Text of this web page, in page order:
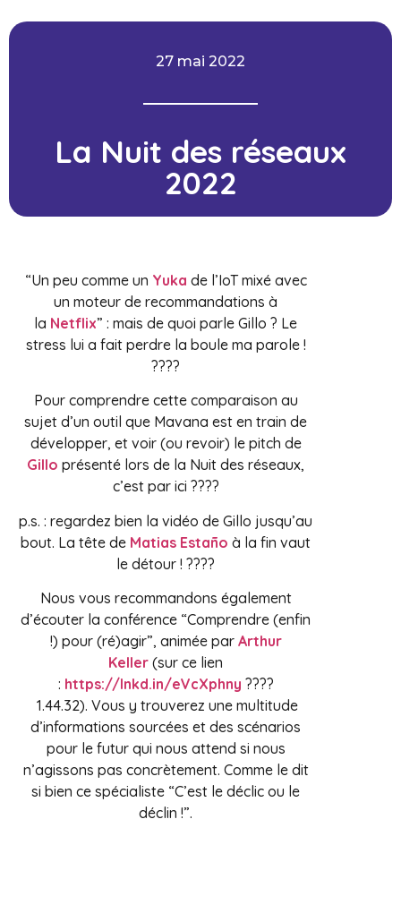
27 mai 2022
La Nuit des réseaux
2022
“Un peu comme un Yuka de l’IoT mixé avec
un moteur de recommandations à
la Netflix” : mais de quoi parle Gillo ? Le
stress lui a fait perdre la boule ma parole !
????
Pour comprendre cette comparaison au
sujet d’un outil que Mavana est en train de
développer, et voir (ou revoir) le pitch de
Gillo présenté lors de la Nuit des réseaux,
c’est par ici ????
p.s. : regardez bien la vidéo de Gillo jusqu’au
bout. La tête de Matias Estaño à la fin vaut
le détour ! ????
Nous vous recommandons également
d’écouter la conférence “Comprendre (enfin
!) pour (ré)agir”, animée par Arthur
Keller (sur ce lien
: https://lnkd.in/eVcXphny ????
1.44.32). Vous y trouverez une multitude
d’informations sourcées et des scénarios
pour le futur qui nous attend si nous
n’agissons pas concrètement. Comme le dit
si bien ce spécialiste “C’est le déclic ou le
déclin !”.